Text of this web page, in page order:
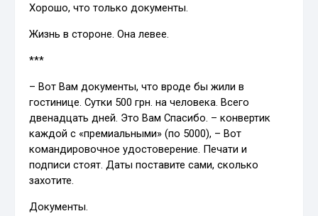
Хорошо, что только документы.
Жизнь в стороне. Она левее.
***
– Вот Вам документы, что вроде бы жили в
гостинице. Сутки 500 грн. на человека. Всего
двенадцать дней. Это Вам Спасибо. – конвертик
каждой с «премиальными» (по 5000), – Вот
командировочное удостоверение. Печати и
подписи стоят. Даты поставите сами, сколько
захотите.
Документы.